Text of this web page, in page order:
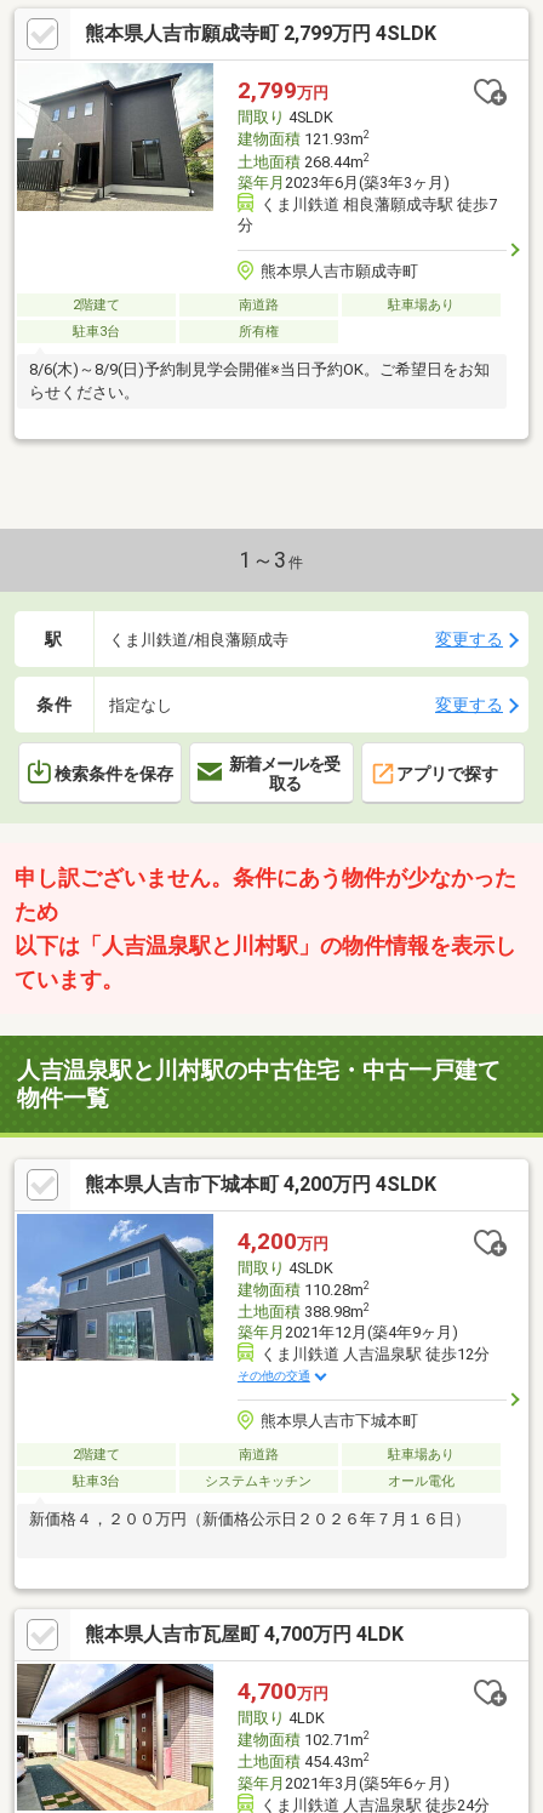
搭載・経済的なお家◎◎蓄電池8ｋｗ搭載◎災害時でも電機が使え
て安心◎ステンレス屋根搭載◎◎磁気タイル外壁搭載◎◎長期優
良住宅◎◎オール電化住宅◎◎南向き日当たり風通し住環境良好
熊本県人吉市願成寺町 2,799万円 4SLDK
2,799万円
間取り 4SLDK
建物面積121.93m2
土地面積268.44m2
築年月 2023年6月(築3年3ヶ月)
くま川鉄道 相良藩願成寺駅 徒歩7
分
熊本県人吉市願成寺町
2階建て 南道路
駐車場あり
駐車3台
所有権
8/6(木)～8/9(日)予約制見学会開催※当日予約OK。ご希望日をお知
らせください。
1～3 件
駅 くま川鉄道/相良藩願成寺 変更する
条件 指定なし 変更する
検索条件を保存
新着メールを受
取る
アプリで探す
申し訳ございません。条件にあう物件が少なかった
ため
以下は「人吉温泉駅と川村駅」の物件情報を表示し
ています。
人吉温泉駅と川村駅の中古住宅・中古一戸建て
物件一覧
熊本県人吉市下城本町 4,200万円 4SLDK
4,200万円
間取り 4SLDK
建物面積110.28m2
土地面積388.98m2
築年月 2021年12月(築4年9ヶ月)
くま川鉄道 人吉温泉駅 徒歩12分
その他の交通
熊本県人吉市下城本町
2階建て 南道路
駐車場あり
駐車3台
システムキッチン オール電化
新価格４，２００万円（新価格公示日２０２６年７月１６日）
熊本県人吉市瓦屋町 4,700万円 4LDK
4,700万円
間取り 4LDK
建物面積102.71m2
土地面積454.43m2
築年月 2021年3月(築5年6ヶ月)
くま川鉄道 人吉温泉駅 徒歩24分